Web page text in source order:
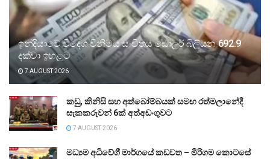
ඉන්දියාවේ විදේශ විනිමය සංචිතය ඩොලර් බිලියන 692.9
දක්වා ඉහළට
7 AUGUST 2026
කඩු, කිනිසි සහ අත්බෝම්බයක් සමඟ රත්මලානේදී
සැකකරුවන් 6ක් අත්අඩංගුවට
7 AUGUST 2026
මධ්‍යම අධිවේගී මාර්ගයේ කඩවත – මීරිගම කොටසේ